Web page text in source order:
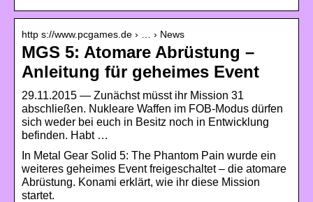
http s://www.pcgames.de › … › News
MGS 5: Atomare Abrüstung –
Anleitung für geheimes Event
29.11.2015 — Zunächst müsst ihr Mission 31
abschließen. Nukleare Waffen im FOB-Modus dürfen
sich weder bei euch in Besitz noch in Entwicklung
befinden. Habt …
In Metal Gear Solid 5: The Phantom Pain wurde ein
weiteres geheimes Event freigeschaltet – die atomare
Abrüstung. Konami erklärt, wie ihr diese Mission
startet.